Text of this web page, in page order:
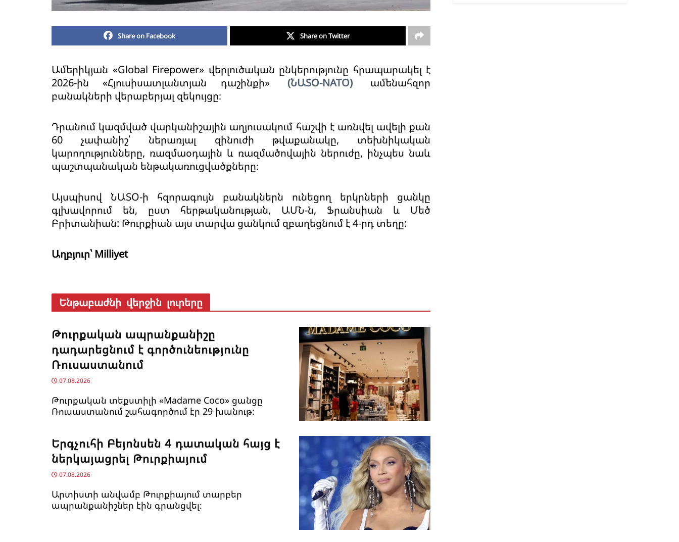
Share on Facebook Share on Twitter
Ամերիկյան «Global Firepower» վերլուծական ընկերությունը հրապարակել է
2026-ին «Հյուսիսատլանտյան դաշինքի»
(ՆԱՏՕ-NATO)
ամենահզոր
բանակների վերաբերյալ զեկույցը։
Դրանում կազմված վարկանիշային աղյուսակում հաշվի է առնվել ավելի քան
60 չափանիշ՝ ներառյալ զինուժի թվաքանակը, տեխնիկական
կարողությունները, ռազմաօդային և ռազմածովային ներուժը, ինչպես նաև
պաշտպանական ենթակառուցվածքները։
Այսպիսով ՆԱՏՕ-ի հզորագույն բանակներն ունեցող երկրների ցանկը
գլխավորում են, ըստ հերթականության, ԱՄՆ-ն, Ֆրանսիան և Մեծ
Բրիտանիան: Թուրքիան այս տարվա ցանկում զբաղեցնում է 4-րդ տեղը:
Աղբյուր՝ Milliyet
Ենթաբաժնի վերջին լուրերը
Թուրքական ապրանքանիշը
դադարեցնում է գործունեությունը
Ռուսաստանում
07.08.2026
Թուրքական տեքստիլի «Madame Coco» ցանցը
Ռուսաստանում շահագործում էր 29 խանութ:
Երգչուհի Բեյոնսեն ​​4 դատական հայց է
ներկայացրել Թուրքիայում
07.08.2026
Արտիստի անվամբ Թուրքիայում տարբեր
ապրանքանիշներ էին գրանցվել։